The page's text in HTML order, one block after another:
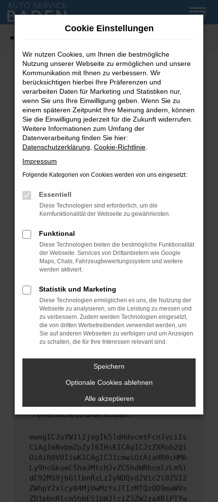
Zum
Hauptinhalt
MENÜ
Fehler: Network Error
Beim Laden ist ein Fehler aufgetreten.
Hier sind ein paar Tipps, die dir helfen können:
Überprüfe deine Firewall und deine
Internetverbindung.
Laden andere Webseiten, zum Beispiel deine
Suchmaschine?
Prüfe deine Browsererweiterungen.
können das Laden bestimmter Seiten
verhindern. Funktioniert die Seite in einem
Fenster?
Starte dein Gerät neu.
Das kann manchmal helfen, vorübergehende
Probleme zu beheben.
Betriebssystem auf dem neuesten Stand
sind.
Veraltete Software birgt nicht nur ein
Sicherheitsrisiko, sondern kann auch dazu
führen, dass bestimmte Funktionen nicht mehr
unterstützt werden.
Wende dich an den Webseitenbetreiber.
Wenn du alle oben genannten Schritte versucht
hast, kontaktiere uns bitte. Wir werden
uns diesen Text schicken, um uns bei der
Fehlersuche zu unterstützen:
ewogICJuYW1lIjogIk5ldHdvcmtFcnJvciIs
CiAgImNvbmZpZyI6IHsKICAgICJtZXRob2Qi
OiAiR0VUIiwKICAgICJ1cmwiOiAiaHR0cHM6
Ly9hcGkueC5ha3MtcHJvZC5hdWRhcmlzLm5l
dC92MS9jbGllbnRzLzIyNDQvd2Vic2l0ZS12
ZWhpY2xlcy84MjUwMzYxJTIzMTQzOD9maWVs
ZD1pbnRlcm5hbE51bWJlciZ3ZWJzaXRlPTYw
Cookie Einstellungen
Wir nutzen Cookies, um Ihnen die bestmögliche
Nutzung unserer Webseite zu ermöglichen und unsere
Kommunikation mit Ihnen zu verbessern. Wir
berücksichtigen hierbei Ihre Präferenzen und
verarbeiten Daten für Marketing und Statistiken nur,
wenn Sie uns Ihre Einwilligung geben. Wenn Sie zu
einem späteren Zeitpunkt Ihre Meinung ändern, können
Sie die Einwilligung jederzeit für die Zukunft widerrufen.
Weitere Informationen zum Umfang der
Datenverarbeitung finden Sie hier:
Datenschutzerklärung Cookie-Richtlinie
Impressum
Folgende Kategorien von Cookies werden von uns eingesetzt:
Essentiell
Diese Technologien sind erforderlich, um die
Kernfunktionalität der Webseite zu gewährleisten.
Funktional
Diese Technologien bieten die bestmögliche Funktionalität
der Webseite. Services von Drittanbietern wie Google
Maps, Chats, Fahrzeugbewertungssystem und weitere
werden aktiviert.
Statistik und Marketing
Diese Technologien ermöglichen es uns, die Nutzung der
Webseite zu analysieren, um die Leistung zu messen und
zu verbessern. Zudem werden Technologien eingesetzt,
die von dritten Werbetreibenden verwendet werden, um
Sie auf anderen Webseiten zu verfolgen und um Anzeigen
zu schalten, die für Ihre Interessen relevant sind.
Speichern
Optionale Cookies ablehnen
Alle akzeptieren